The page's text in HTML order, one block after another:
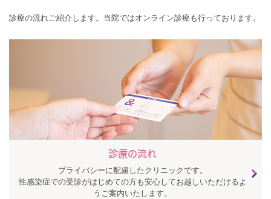
診療の流れご紹介します。当院ではオンライン診療も行っております。
診療の流れ
プライバシーに配慮したクリニックです。
性感染症での受診がはじめての方も安心してお越しいただけるよ
うご案内いたします。